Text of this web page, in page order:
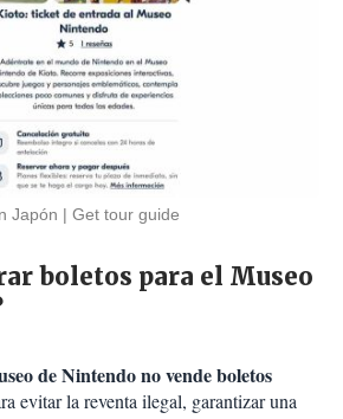
Japón Get tour guide
boletos para el Museo
de Nintendo no vende boletos
evitar la reventa ilegal, garantizar una